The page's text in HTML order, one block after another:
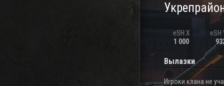
eSH X
1 000
eSH
Вылазки
Игроки клана не